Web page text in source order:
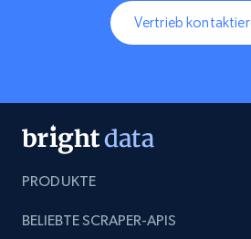
Vertrieb
PRODUKTE
BELIEBTE SCRAPER-APIS